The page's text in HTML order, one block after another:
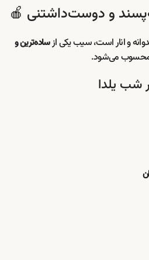
و دوست‌داشتنی 🍎
و انار است، سیب یکی ازساده‌ترین و
محسوب می‌شود.
شب یلدا